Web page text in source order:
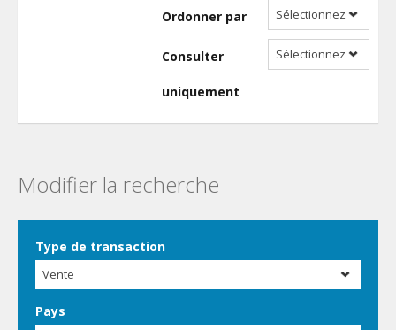
Ordonner par Sélectionnez
Consulter
uniquement
Sélectionnez
Modifier la recherche
Type de transaction
Vente
Pays